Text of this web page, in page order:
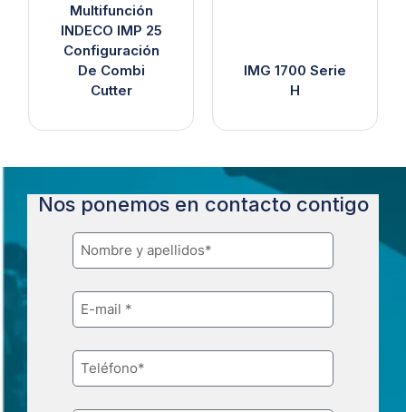
Multifunción
INDECO IMP 25
Configuración
De Combi
Cutter
IMG 1700 Serie
H
Nos ponemos en contacto contigo